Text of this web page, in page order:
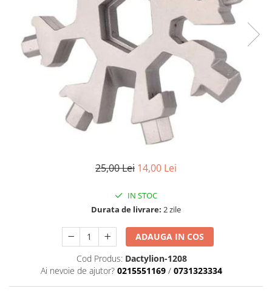
25,00 Lei 14,00 Lei
IN STOC
Durata de livrare: 2 zile
ADAUGA IN COS
Cod Produs: Dactylion-1208
Ai nevoie de ajutor? 0215551169 / 0731323334